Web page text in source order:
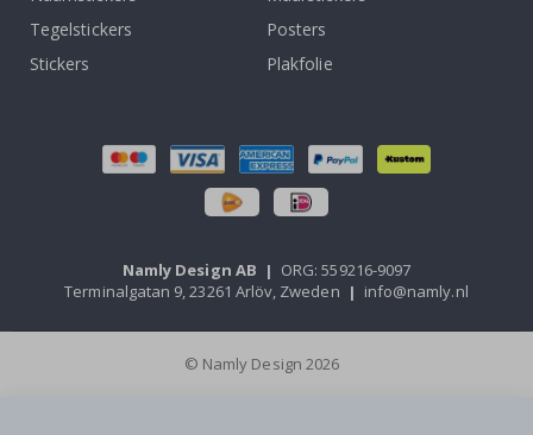
Tegelstickers
Posters
Stickers
Plakfolie
Namly Design AB | ORG: 559216-9097
Terminalgatan 9, 23261 Arlöv, Zweden | info@namly.nl
© Namly Design 2026